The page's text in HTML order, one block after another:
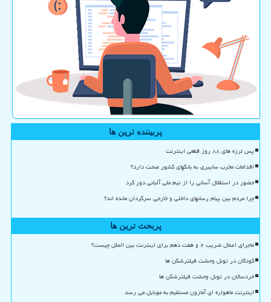
پربیننده ترین ها
پس لرزه های ۸۸ روز قطعی اینترنت
اقدامات مخرب سایبری به بانکهای کشور صحت دارد؟
حضور در استقلال آسانی را از تیم ملی آلبانی دور کرد
چرا مردم بین پیام رسانهای داخلی و خارجی سرگردان مانده اند؟
پربحث ترین ها
ماجرای اعمال ضریب ۲ و هفت دهم برای اینترنت بین الملل چیست؟
کودکان در تونل وحشت فیلترشکن ها
خردسالان در تونل وحشت فیلترشکن ها
اینترنت ماهواره ای آمازون مستقیم به موبایل می رسد